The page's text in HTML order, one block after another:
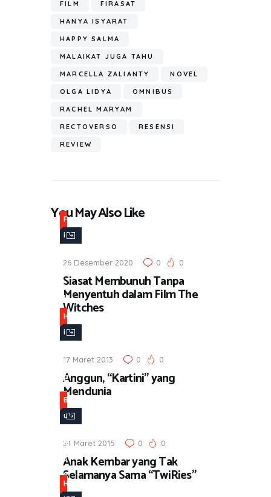
FILM FIRASAT
HANYA ISYARAT
HAPPY SALMA
MALAIKAT JUGA TAHU
MARCELLA ZALIANTY NOVEL
OLGA LIDYA OMNIBUS
RACHEL MARYAM
RECTOVERSO RESENSI
REVIEW
You May Also Like
F
i
m
,
H
i
b
r
a
n
26 Desember 2020 0 0
Siasat Membunuh Tanpa
Menyentuh dalam Film The
Witches
H
i
u
r
a
n
,
M
u
s
i
17 Maret 2013 0 0
Anggun, “Kartini” yang
Mendunia
B
u
u
,
H
i
24 Maret 2015 0 0
Anak Kembar yang Tak
Selamanya Sama “TwiRies”
H